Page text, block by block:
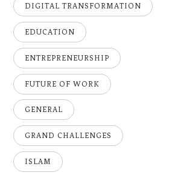
DIGITAL TRANSFORMATION
EDUCATION
ENTREPRENEURSHIP
FUTURE OF WORK
GENERAL
GRAND CHALLENGES
ISLAM